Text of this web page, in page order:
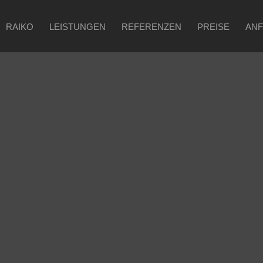
RAIKO LEISTUNGEN REFERENZEN PREISE